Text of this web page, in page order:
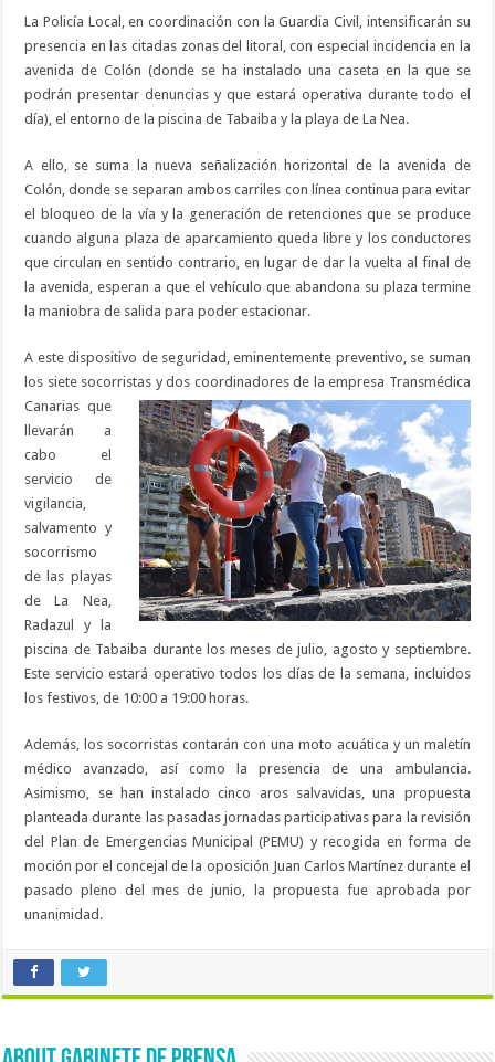
La Policía Local, en coordinación con la Guardia Civil, intensificarán su
presencia en las citadas zonas del litoral, con especial incidencia en la
avenida de Colón (donde se ha instalado una caseta en la que se
podrán presentar denuncias y que estará operativa durante todo el
día), el entorno de la piscina de Tabaiba y la playa de La Nea.
A ello, se suma la nueva señalización horizontal de la avenida de
Colón, donde se separan ambos carriles con línea continua para evitar
el bloqueo de la vía y la generación de retenciones que se produce
cuando alguna plaza de aparcamiento queda libre y los conductores
que circulan en sentido contrario, en lugar de dar la vuelta al final de
la avenida, esperan a que el vehículo que abandona su plaza termine
la maniobra de salida para poder estacionar.
A este dispositivo de seguridad, eminentemente preventivo, se suman
los siete socorristas y dos coordinadores de la empresa Transmédica
Canarias que
llevarán a
cabo el
servicio de
vigilancia,
salvamento y
socorrismo
de las playas
de La Nea,
Radazul y la
piscina de Tabaiba durante los meses de julio, agosto y septiembre.
Este servicio estará operativo todos los días de la semana, incluidos
los festivos, de 10:00 a 19:00 horas.
Además, los socorristas contarán con una moto acuática y un maletín
médico avanzado, así como la presencia de una ambulancia.
Asimismo, se han instalado cinco aros salvavidas, una propuesta
planteada durante las pasadas jornadas participativas para la revisión
del Plan de Emergencias Municipal (PEMU) y recogida en forma de
moción por el concejal de la oposición Juan Carlos Martínez durante el
pasado pleno del mes de junio, la propuesta fue aprobada por
unanimidad.